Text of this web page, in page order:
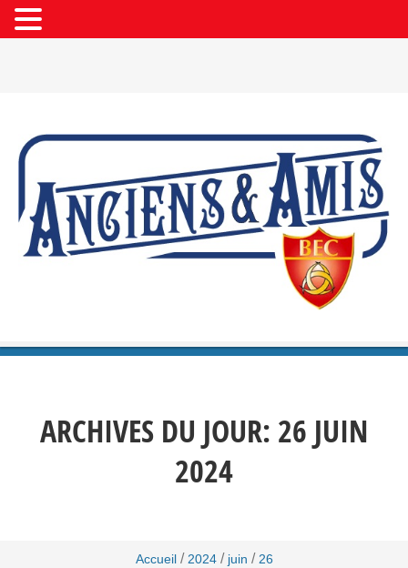
ARCHIVES DU JOUR: 26 JUIN
2024
Accueil / 2024 / juin / 26